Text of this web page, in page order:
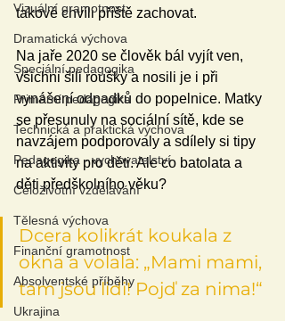
Vizuální gramotnost
Dramatická výchova
Speciální pedagogika
Primární pedagogika
Technická a praktická výchova
Pedagogika - vychovatelství
Celoživotní vzdělávání
Tělesná výchova
Finanční gramotnost
Absolventské příběhy
Ukrajina
takové chvíli příště zachovat.
Na jaře 2020 se člověk bál vyjít ven,
všichni šili roušky a nosili je i při
vynášení odpadků do popelnice. Matky
se přesunuly na sociální sítě, kde se
navzájem podporovaly a sdílely si tipy
na aktivity pro děti. Ale co batolata a
děti předškolního věku?
Dcera kolikrát koukala z
okna a volala: „Mami mami,
tam jsou lidi! Pojď za nima!“